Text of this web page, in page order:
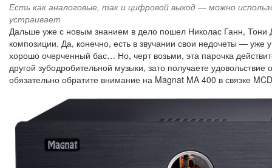
Есть как аналоговые, так и цифровой выход — можно
устраивает
Дальше уже с новым знанием в дело пошел Николас Ганн, Тони
композиции. Да, конечно, есть в звучании свои недочеты —
хорошо очерченный бас… Но, черт возьми, эта парочка
другой зубодробительной музыки, зато получаете
обязательно обратите внимание на Magnat MA 400 в связке